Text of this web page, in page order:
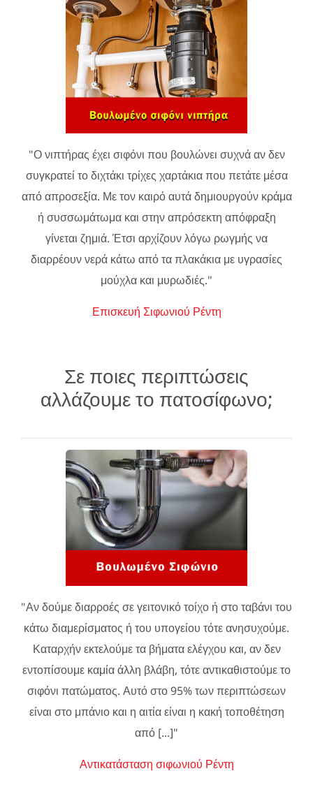
"Ο νιπτήρας έχει σιφόνι που βουλώνει συχνά αν δεν
συγκρατεί το διχτάκι τρίχες χαρτάκια που πετάτε μέσα
από απροσεξία. Με τον καιρό αυτά δημιουργούν κράμα
ή συσσωμάτωμα και στην απρόσεκτη απόφραξη
γίνεται ζημιά. Έτσι αρχίζουν λόγω ρωγμής να
διαρρέουν νερά κάτω από τα πλακάκια με υγρασίες
μούχλα και μυρωδιές."
Επισκευή Σιφωνιού Ρέντη
Σε ποιες περιπτώσεις
αλλάζουμε το πατοσίφωνο;
"Αν δούμε διαρροές σε γειτονικό τοίχο ή στο ταβάνι του
κάτω διαμερίσματος ή του υπογείου τότε ανησυχούμε.
Καταρχήν εκτελούμε τα βήματα ελέγχου και, αν δεν
εντοπίσουμε καμία άλλη βλάβη, τότε αντικαθιστούμε το
σιφόνι πατώματος. Αυτό στο 95% των περιπτώσεων
είναι στο μπάνιο και η αιτία είναι η κακή τοποθέτηση
από [...]"
Αντικατάσταση σιφωνιού Ρέντη